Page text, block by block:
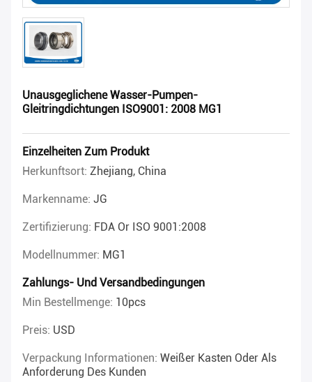
Unausgeglichene Wasser-Pumpen-
Gleitringdichtungen ISO9001: 2008 MG1
Einzelheiten Zum Produkt
Herkunftsort: Zhejiang, China
Markenname: JG
Zertifizierung: FDA Or ISO 9001:2008
Modellnummer: MG1
Zahlungs- Und Versandbedingungen
Min Bestellmenge: 10pcs
Preis: USD
Verpackung Informationen: Weißer Kasten Oder Als
Anforderung Des Kunden